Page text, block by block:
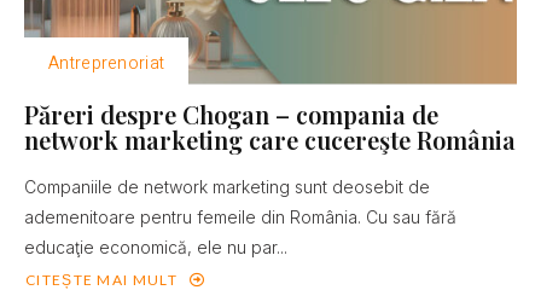
Antreprenoriat
Păreri despre Chogan – compania de
network marketing care cucereşte România
Companiile de network marketing sunt deosebit de
ademenitoare pentru femeile din România. Cu sau fără
educaţie economică, ele nu par...
CITEȘTE MAI MULT